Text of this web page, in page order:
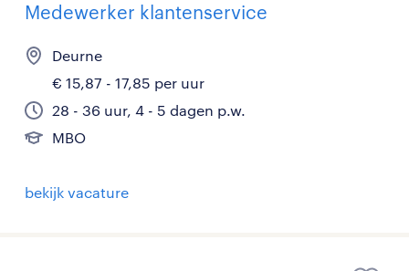
Medewerker klantenservice
Deurne
€ 15,87 - 17,85 per uur
28 - 36 uur, 4 - 5 dagen p.w.
MBO
bekijk vacature